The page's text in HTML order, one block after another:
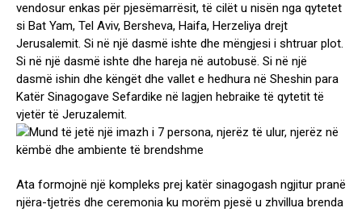
vendosur enkas për pjesëmarrësit, të cilët u nisën nga qytetet
si Bat Yam, Tel Aviv, Bersheva, Haifa, Herzeliya drejt
Jerusalemit. Si në një dasmë ishte dhe mëngjesi i shtruar plot.
Si në një dasmë ishte dhe hareja në autobusë. Si në një
dasmë ishin dhe këngët dhe vallet e hedhura në Sheshin para
Katër Sinagogave Sefardike në lagjen hebraike të qytetit të
vjetër të Jeruzalemit.
Ata formojnë një kompleks prej katër sinagogash ngjitur pranë
njëra-tjetrës dhe ceremonia ku morëm pjesë u zhvillua brenda